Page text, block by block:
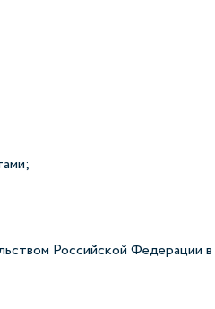
Российской Федерации в